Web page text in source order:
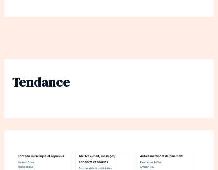
Tendance